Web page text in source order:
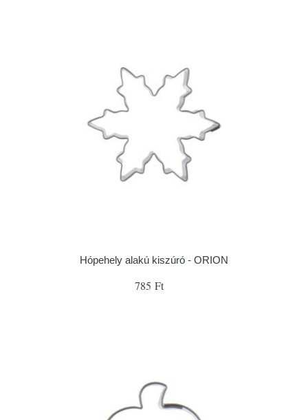
Hópehely alakú kiszúró - ORION
785 Ft